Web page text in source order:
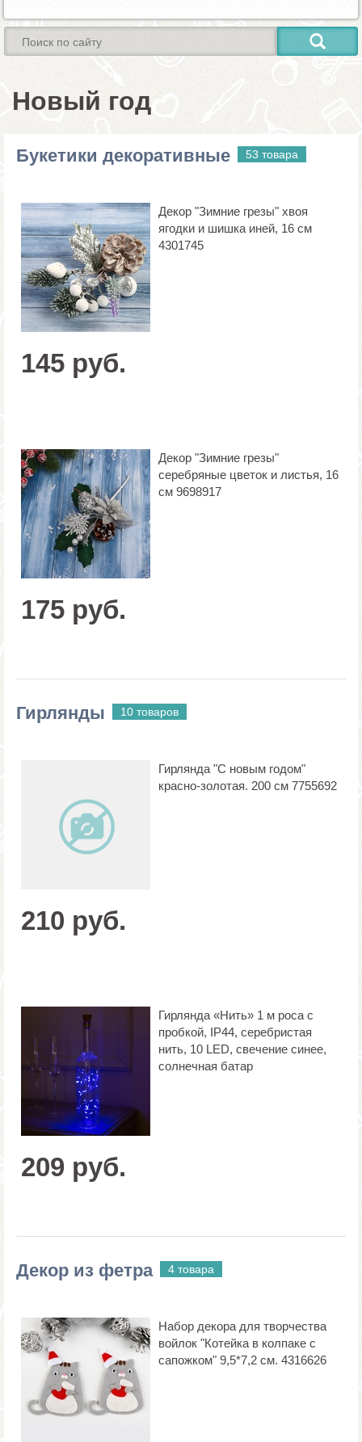
Новый год
Букетики декоративные 53 товара
Декор "Зимние грезы" хвоя
ягодки и шишка иней, 16 см
4301745
145 руб.
Декор "Зимние грезы"
серебряные цветок и листья, 16
см 9698917
175 руб.
Гирлянды 10 товаров
Гирлянда "С новым годом"
красно-золотая. 200 см 7755692
210 руб.
Гирлянда «Нить» 1 м роса с
пробкой, IP44, серебристая
нить, 10 LED, свечение синее,
солнечная батар
209 руб.
Декор из фетра 4 товара
Набор декора для творчества
войлок "Котейка в колпаке с
сапожком" 9,5*7,2 см. 4316626